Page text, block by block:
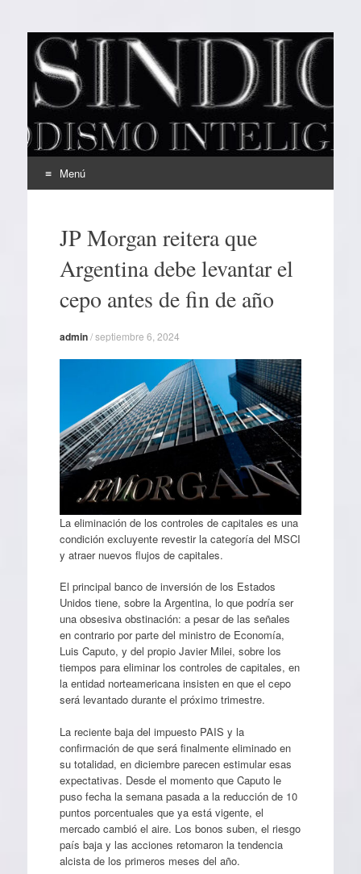
EL SINDICAL
Periodismo Inteligente
Menú
contenidoJP Morgan reitera que
Argentina debe levantar el
cepo antes de fin de año
admin/septiembre 6, 2024
La eliminación de los controles de capitales es una
condición excluyente revestir la categoría del MSCI
y atraer nuevos flujos de capitales.
El principal banco de inversión de los Estados
Unidos tiene, sobre la Argentina, lo que podría ser
una obsesiva obstinación: a pesar de las señales
en contrario por parte del ministro de Economía,
Luis Caputo, y del propio Javier Milei, sobre los
tiempos para eliminar los controles de capitales, en
la entidad norteamericana insisten en que el cepo
será levantado durante el próximo trimestre.
La reciente baja del impuesto PAIS y la
confirmación de que será finalmente eliminado en
su totalidad, en diciembre parecen estimular esas
expectativas. Desde el momento que Caputo le
puso fecha la semana pasada a la reducción de 10
puntos porcentuales que ya está vigente, el
mercado cambió el aire. Los bonos suben, el riesgo
país baja y las acciones retomaron la tendencia
alcista de los primeros meses del año.